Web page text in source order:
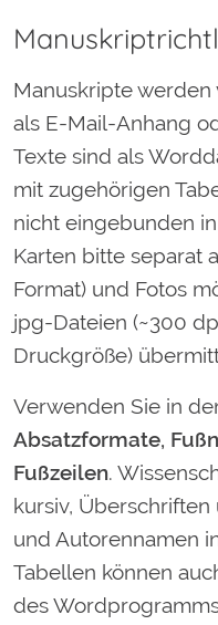
Manuskripte
als E-Mail-Anhang
Texte sind als
mit zugehörigen
nicht eingebunden
Karten bitte separat
Format) und Fotos
jpg-Dateien (~300
Druckgröße)
Verwenden Sie in
Absatzformate,
Fußzeilen.
kursiv,
und Autorennamen
Tabellen können
des